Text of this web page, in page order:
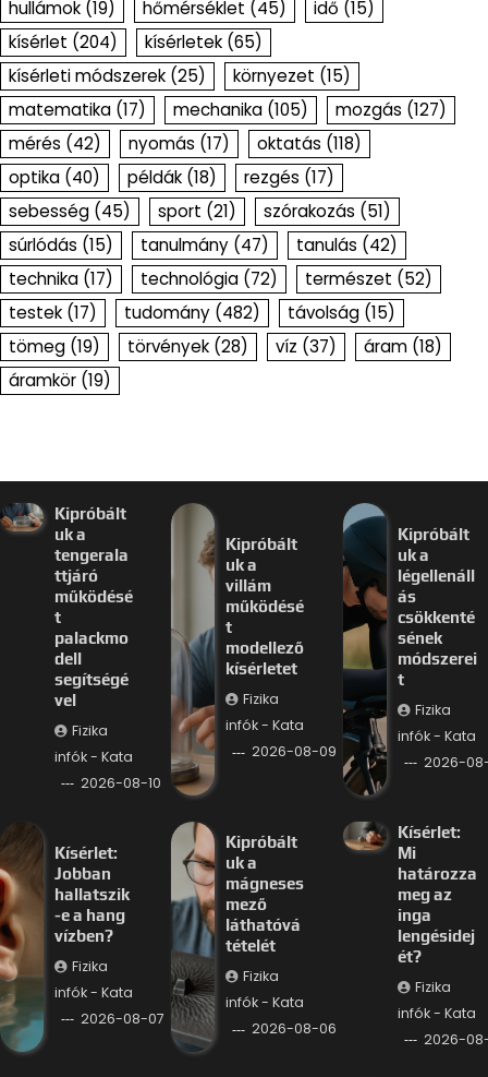
hullámok (19) hőmérséklet (45) idő (15)
kísérlet (204) kísérletek (65)
kísérleti módszerek (25) környezet (15)
matematika (17) mechanika (105) mozgás (127)
mérés (42) nyomás (17) oktatás (118)
optika (40) példák (18) rezgés (17)
sebesség (45) sport (21) szórakozás (51)
súrlódás (15) tanulmány (47) tanulás (42)
technika (17) technológia (72) természet (52)
testek (17) tudomány (482) távolság (15)
tömeg (19) törvények (28) víz (37) áram (18)
áramkör (19)
Kipróbált
uk a
tengerala
ttjáró
működésé
t
palackmo
dell
segítségé
vel
Fizika
infók - Kata
2026-08-10
Kipróbált
uk a
villám
működésé
t
modellező
kísérletet
Fizika
infók - Kata
2026-08-09
Kipróbált
uk a
légellenáll
ás
csökkenté
sének
módszerei
t
Fizika
infók - Kata
2026-
Kísérlet:
Jobban
hallatszik
-e a hang
vízben?
Fizika
infók - Kata
2026-08-07
Kipróbált
uk a
mágneses
mező
láthatóvá
tételét
Fizika
infók - Kata
2026-08-06
Kísérlet:
Mi
határozza
meg az
inga
lengésidej
ét?
Fizika
infók - Kata
2026-